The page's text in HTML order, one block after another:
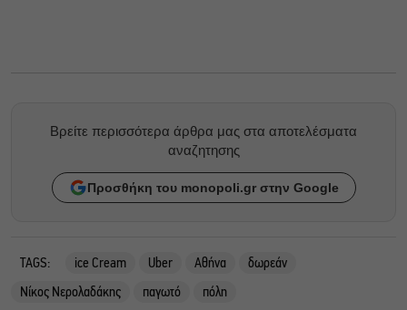
Βρείτε περισσότερα άρθρα μας στα αποτελέσματα
αναζητησης
Προσθήκη του monopoli.gr στην Google
TAGS: ice Cream Uber Αθήνα
δωρεάν
Νίκος Νερολαδάκης
παγωτό πόλη